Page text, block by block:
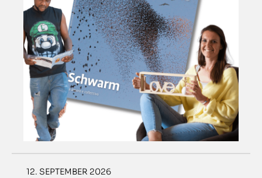
12. SEPTEMBER 2026